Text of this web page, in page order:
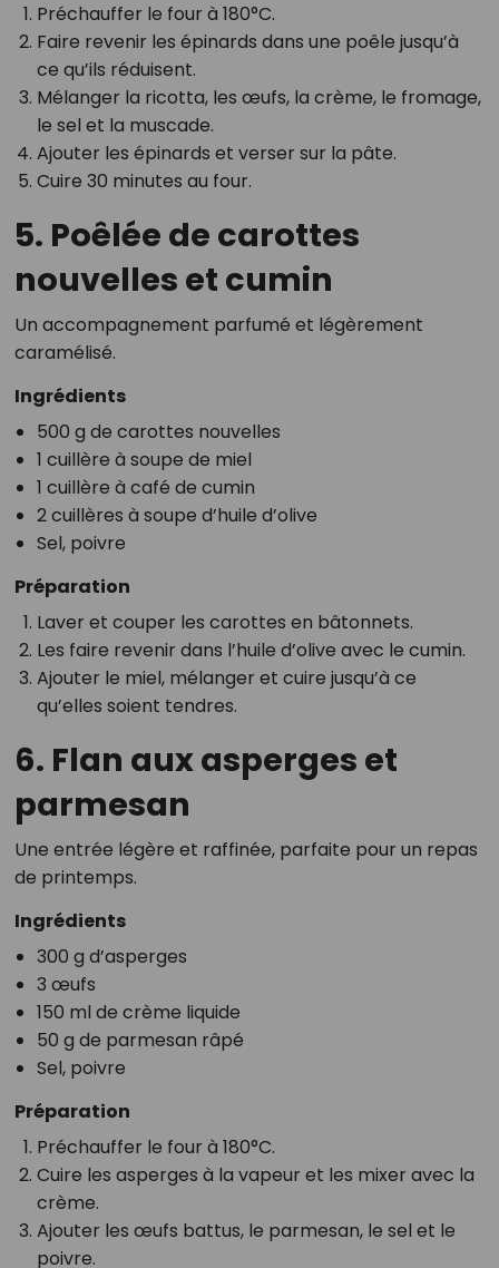
Préchauffer le four à 180°C.
Faire revenir les épinards dans une poêle jusqu’à
ce qu’ils réduisent.
Mélanger la ricotta, les œufs, la crème, le fromage,
le sel et la muscade.
Ajouter les épinards et verser sur la pâte.
Cuire 30 minutes au four.
5. Poêlée de carottes
nouvelles et cumin
Un accompagnement parfumé et légèrement
caramélisé.
Ingrédients
500 g de carottes nouvelles
1 cuillère à soupe de miel
1 cuillère à café de cumin
2 cuillères à soupe d’huile d’olive
Sel, poivre
Préparation
Laver et couper les carottes en bâtonnets.
Les faire revenir dans l’huile d’olive avec le cumin.
Ajouter le miel, mélanger et cuire jusqu’à ce
qu’elles soient tendres.
6. Flan aux asperges et
parmesan
Une entrée légère et raffinée, parfaite pour un repas
de printemps.
Ingrédients
300 g d’asperges
3 œufs
150 ml de crème liquide
50 g de parmesan râpé
Sel, poivre
Préparation
Préchauffer le four à 180°C.
Cuire les asperges à la vapeur et les mixer avec la
crème.
Ajouter les œufs battus, le parmesan, le sel et le
poivre.